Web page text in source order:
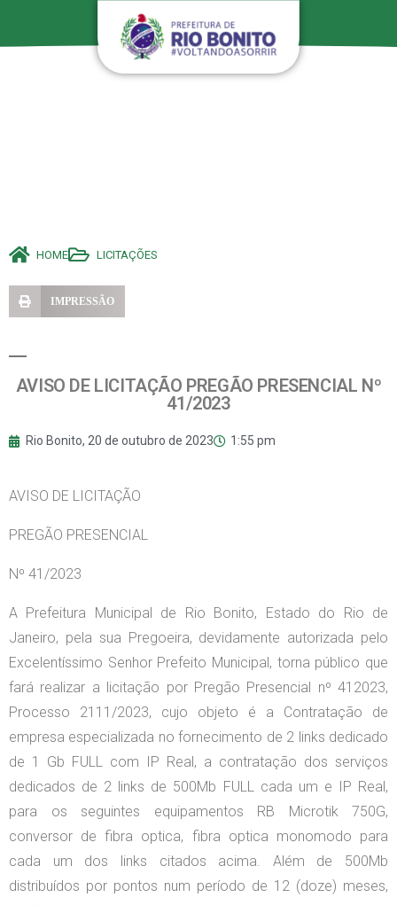
HOME LICITAÇÕES
IMPRESSÃO
AVISO DE LICITAÇÃO PREGÃO PRESENCIAL Nº
41/2023
Rio Bonito, 20 de outubro de 2023 1:55 pm
AVISO DE LICITAÇÃO
PREGÃO PRESENCIAL
Nº 41/2023
A Prefeitura Municipal de Rio Bonito, Estado do Rio de
Janeiro, pela sua Pregoeira, devidamente autorizada pelo
Excelentíssimo Senhor Prefeito Municipal, torna público que
fará realizar a licitação por Pregão Presencial nº 412023,
Processo 2111/2023, cujo objeto é a Contratação de
empresa especializada no fornecimento de 2 links dedicado
de 1 Gb FULL com IP Real, a contratação dos serviços
dedicados de 2 links de 500Mb FULL cada um e IP Real,
para os seguintes equipamentos RB Microtik 750G,
conversor de fibra optica, fibra optica monomodo para
cada um dos links citados acima. Além de 500Mb
distribuídos por pontos num período de 12 (doze) meses,